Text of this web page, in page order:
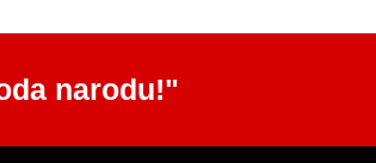
narodu!"